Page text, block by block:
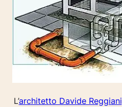
L’architetto Davide Reggiani